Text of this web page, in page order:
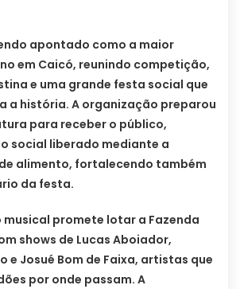
apontado como a maior
em Caicó, reunindo competição,
e uma grande festa social que
a história. A organização preparou
para receber o público,
social liberado mediante a
alimento, fortalecendo também
da festa.
promete lotar a Fazenda
shows de Lucas Aboiador,
e Josué Bom de Faixa, artistas que
por onde passam. A